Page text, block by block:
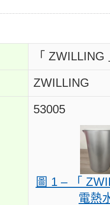
「
ZWILLING
53005
圖 1 – 「
電熱